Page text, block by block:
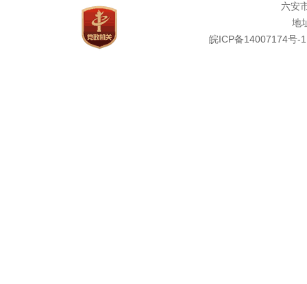
六安
地
皖ICP备14007174号-1